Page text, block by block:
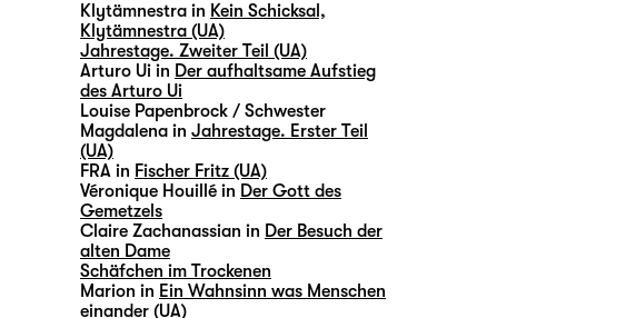
Klytämnestra in Kein Schicksal,
Klytämnestra (UA)
Jahrestage. Zweiter Teil (UA)
Arturo Ui in Der aufhaltsame Aufstieg
des Arturo Ui
Louise Papenbrock / Schwester
Magdalena in Jahrestage. Erster Teil
(UA)
FRA in Fischer Fritz (UA)
Véronique Houillé in Der Gott des
Gemetzels
Claire Zachanassian in Der Besuch der
alten Dame
Schäfchen im Trockenen
Marion in Ein Wahnsinn was Menschen
einander (UA)